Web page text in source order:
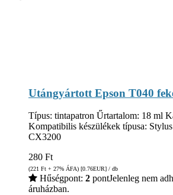
Utángyártott Epson T040
Típus: tintapatron Űrtartalom: 18 ml
Kompatibilis készülékek típusa:
CX3200
280 Ft
(221 Ft + 27% ÁFA) [0.76EUR] / db
Hűségpont: 2 pontJelenleg nem
áruházban.